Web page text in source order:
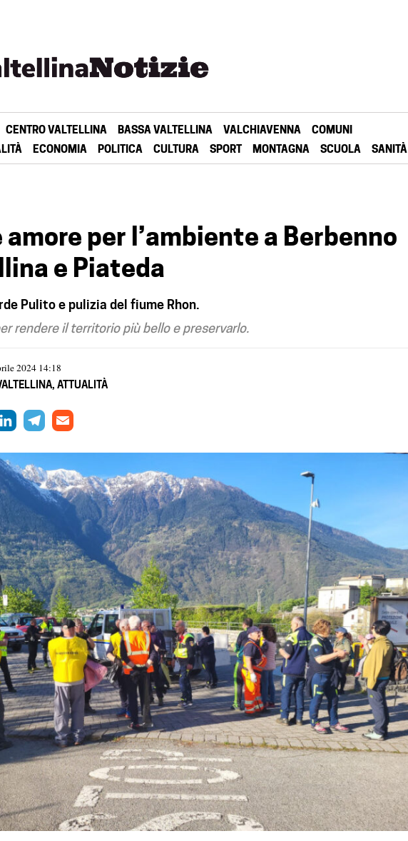
CENTRO VALTELLINA BASSA VALTELLINA VALCHIAVENNA
COMUNI
ECONOMIA POLITICA CULTURA SPORT MONTAGNA SCUOLA SANITÀ
amore per l’ambiente a Berbenno
e Piateda
Pulito e pulizia del fiume Rhon.
rendere il territorio più bello e preservarlo.
2024 14:18
, ATTUALITÀ
n
k
d
I
n
e
g
a
m
i
l